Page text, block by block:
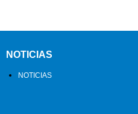
NOTICIAS
NOTICIAS